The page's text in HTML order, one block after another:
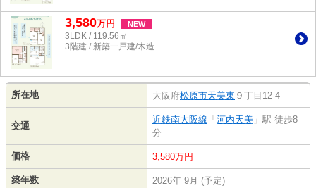
3,580万円 NEW
3LDK / 119.56㎡
3階建 / 新築一戸建/木造
所在地 大阪府松原市天美東 ９丁目12-4
交通
近鉄南大阪線 「 河内天美 」駅 徒歩8
分
価格 3,580万円
築年数 2026年 9月 (予定)